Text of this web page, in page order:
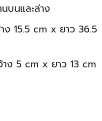
บนและล่าง
15.5 cm x ยาว 36.5
ง 5 cm x ยาว 13 cm